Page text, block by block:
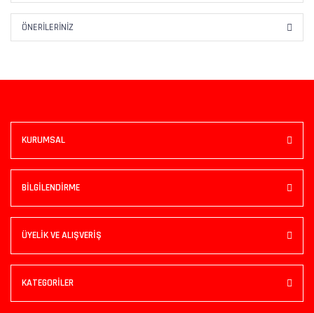
ÖNERILERINIZ
KURUMSAL
BİLGİLENDİRME
ÜYELİK VE ALIŞVERİŞ
KATEGORİLER